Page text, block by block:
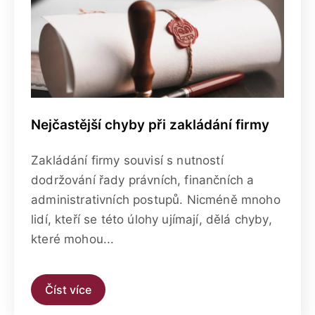
Nejčastější chyby při zakládání firmy
Zakládání firmy souvisí s nutností
dodržování řady právních, finančních a
administrativních postupů. Nicméně mnoho
lidí, kteří se této úlohy ujímají, dělá chyby,
které mohou...
Číst více